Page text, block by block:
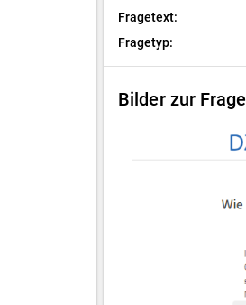
Fragetext:
Fragetyp:
Bilder zur Frage